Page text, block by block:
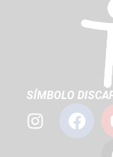
SÍMBOLO